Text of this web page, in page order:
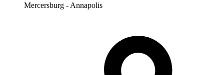
Mercersburg - Annapolis